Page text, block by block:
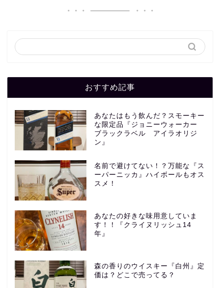
おすすめ記事
あなたはもう飲んだ？スモーキー
な限定品『ジョニーウォーカー
ブラックラベル アイラオリジ
ン』
名前で避けてない！？万能な『ス
ーパーニッカ』ハイボールもオス
スメ！
あなたの好きな味用意していま
す！！『クライヌリッシュ14
年』
森の香りのウイスキー『白州』定
価は？どこで売ってる？